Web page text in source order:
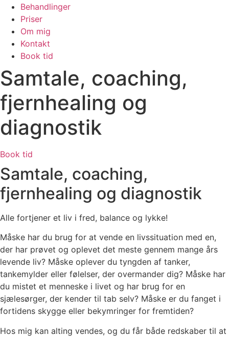
Behandlinger
Priser
Om mig
Kontakt
Book tid
Samtale, coaching,
fjernhealing og
diagnostik
Book tid
Samtale, coaching,
fjernhealing og diagnostik
Alle fortjener et liv i fred, balance og lykke!
Måske har du brug for at vende en livssituation med en,
der har prøvet og oplevet det meste gennem mange års
levende liv? Måske oplever du tyngden af tanker,
tankemylder eller følelser, der overmander dig? Måske har
du mistet et menneske i livet og har brug for en
sjælesørger, der kender til tab selv? Måske er du fanget i
fortidens skygge eller bekymringer for fremtiden?
Hos mig kan alting vendes, og du får både redskaber til at